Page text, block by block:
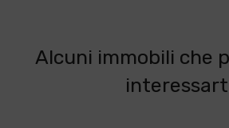
Alcuni immobili che